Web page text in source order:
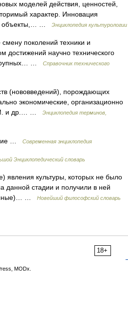
моделей действия, ценностей,
характер. Инновация
объекты,… …
Энциклопедия культурологии
поколений техники и
достижений научно технического
крупных… …
Справочник технического
(нововведений), порождающих
экономические, организационно
М. и др.… …
Энциклопедия терминов,
… Современная энциклопедия
Энциклопедический словарь
явления культуры, которых не было
данной стадии и получили в ней
…
Новейший философский словарь
18+
MODx.